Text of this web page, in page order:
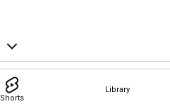
Shorts
Library